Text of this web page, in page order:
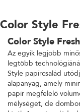
Color Style
Color Style
Az egyik legjobb
legtöbb
Style papírcsalád
alapanyag, amely
papír megfelelő
mélységet, de